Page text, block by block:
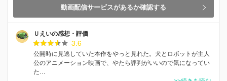
動画配信サービスがあるか確認する
Ｕえいの感想・評価
3.6
公開時に見逃していた本作をやっと見れた。犬とロボットが主人
公のアニメーション映画で、やたら評判がいいので気になってい
た…